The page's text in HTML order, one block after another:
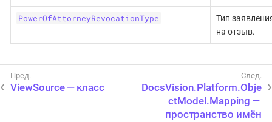
PowerOfAttorneyRevocationType
Тип
на отзыв.
ViewSource — класс
DocsVision.Platform.Obje
ctModel.Mapping —
пространство имён